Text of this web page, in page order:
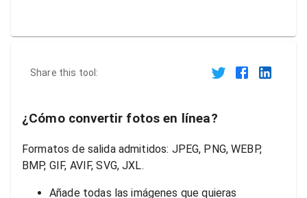
Share this tool:
¿Cómo convertir fotos en línea?
Formatos de salida admitidos: JPEG, PNG, WEBP,
BMP, GIF, AVIF, SVG, JXL.
Añade todas las imágenes que quieras